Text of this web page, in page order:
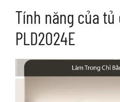
Tính năng của tủ
PLD2024E